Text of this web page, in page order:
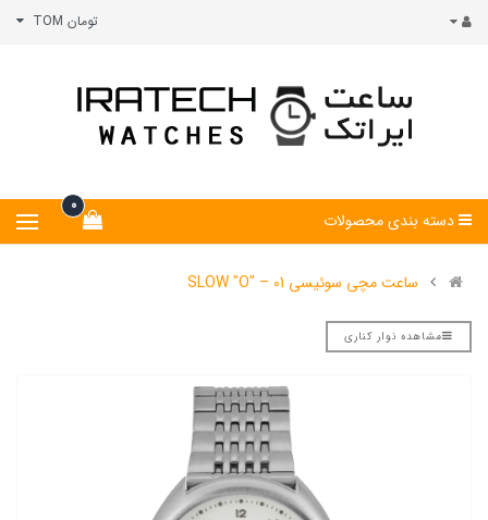
تومان TOM
0
دسته بندی محصولات
ساعت مچی سوئیسی SLOW "O" – 01
مشاهده نوار کناری